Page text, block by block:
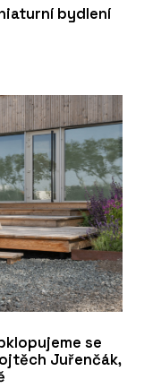
bydlení
se
Juřenčák,